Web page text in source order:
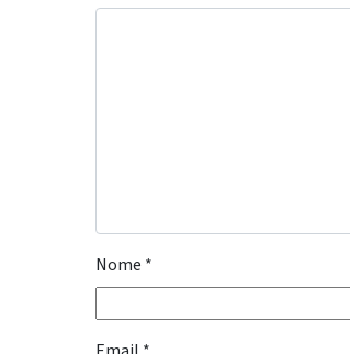
Nome *